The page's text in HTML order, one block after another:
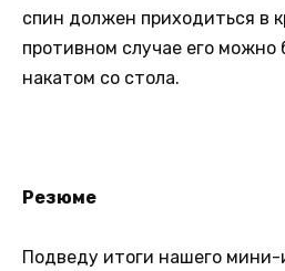
спин должен приходиться в
противном случае его можно
накатом со стола.
Резюме
Подведу итоги нашего